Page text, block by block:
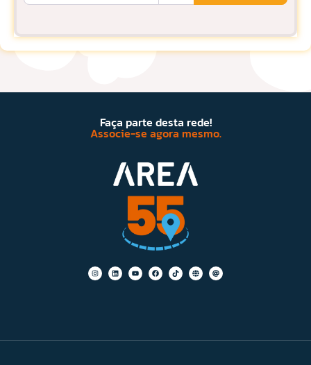
Faça parte desta rede!
Associe-se agora mesmo.